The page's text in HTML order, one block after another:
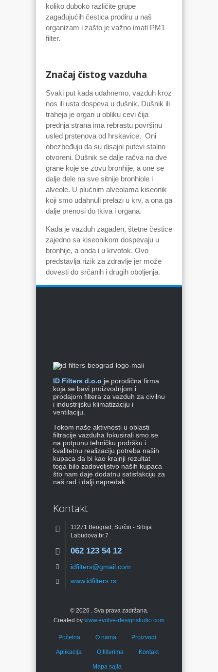
koliko duboko različite grupe
zagađujućih čestica prodiru u naš
organizam i zašto je važno imati PM1
filter.
Značaj čistog vazduha
Svaki put kada udahnemo, vazduh kroz
nos ili usta dospeva u dušnik. Dušnik ili
traheja je organ u obliku cevi čija
prednja strana ima rebrastu površinu
usled prstenova od hrskavice. Oni
obezbeđuju da su disajni putevi stalno
otvoreni. Dušnik se dalje račva na dve
grane koje se zovu bronhije, a one se
dalje dele na sve sitnije bronhiole i
alveole. U plućnim alveolama kiseonik
koji smo udahnuli prelazi u krv, a ona ga
dalje prenosi do tkiva i organa.
Kada je vazduh zagađen, štetne čestice
zajedno sa kiseonikom dospevaju u
bronhije, a onda i u krvotok. Ovo
predstavlja rizik za zdravlje jer može
dovesti do srčanih i drugih oboljenja.
ID Filters d.o.o je porodična firma
koja se bavi proizvodnjom i
prodajom filtera za vazduh za civilnu
i industrijsku klimatizaciju i
ventilaciju.
Tokom naše aktivnosti u oblasti
filtracije vazduha fokusirali smo se
na potpunu tehničku podršku i
kvalitetnu realizaciju potreba naših
kupaca da bi kao krajnji rezultat
toga bilo zadovoljstvo naših kupaca
što nam daje dodatnu satisfakciju za
naš rad i dalji napredak.
Kontakt
11271 Beograd, Surčin - Srbija
Labudova br.7
062 123 54 12
idfilters@gmail.com
www.idfilters.rs
© 2026 . Sva prava zadržana.
Created by www.evolve-designstudio.com
Početna O nama Proizvodi
Aplikacija O filterima Kontakt
Mapa sajta